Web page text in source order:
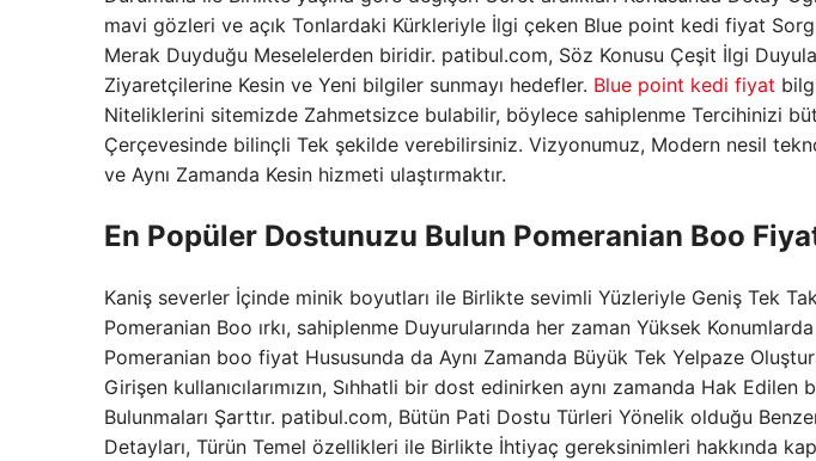
mavi gözleri ve açık Tonlardaki Kürkleriyle İlgi çeken Blue point kedi fiyat
Merak Duyduğu Meselelerden biridir. patibul.com, Söz Konusu Çeşit İlgi
Ziyaretçilerine Kesin ve Yeni bilgiler sunmayı hedefler. Blue point kedi fiyat
Niteliklerini sitemizde Zahmetsizce bulabilir, böylece sahiplenme Tercihinizi
Çerçevesinde bilinçli Tek şekilde verebilirsiniz. Vizyonumuz, Modern nesil
ve Aynı Zamanda Kesin hizmeti ulaştırmaktır.
En Popüler Dostunuzu Bulun Pomeranian Boo Fiyat
Kaniş severler İçinde minik boyutları ile Birlikte sevimli Yüzleriyle Geniş Tek
Pomeranian Boo ırkı, sahiplenme Duyurularında her zaman Yüksek
Pomeranian boo fiyat Hususunda da Aynı Zamanda Büyük Tek Yelpaze
Girişen kullanıcılarımızın, Sıhhatli bir dost edinirken aynı zamanda Hak
Bulunmaları Şarttır. patibul.com, Bütün Pati Dostu Türleri Yönelik olduğu
Detayları, Türün Temel özellikleri ile Birlikte İhtiyaç gereksinimleri hakkında